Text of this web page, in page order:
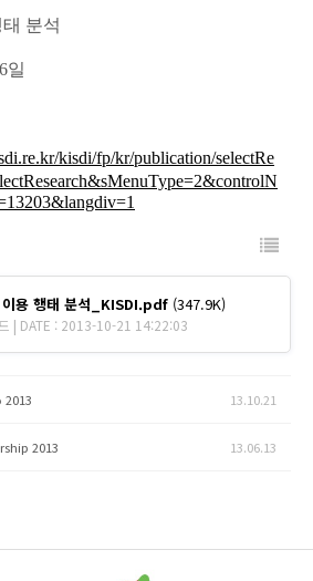
분석
일
kisdi/fp/kr/publication/selectRe
용 행태 분석_KISDI.pdf (347.9K)
| DATE : 2013-10-21 14:22:03
2013 13.10.21
2013 13.06.13